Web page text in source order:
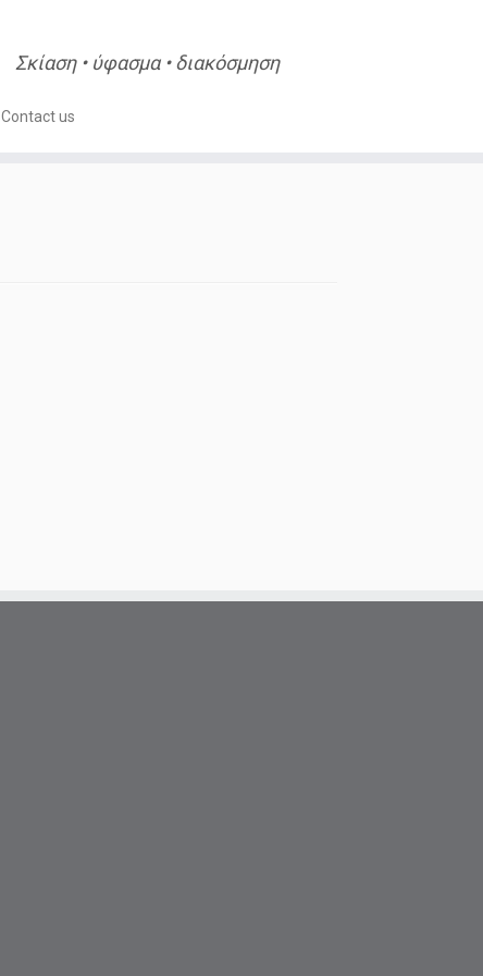
Σκίαση • ύφασμα • διακόσμηση
Contact us